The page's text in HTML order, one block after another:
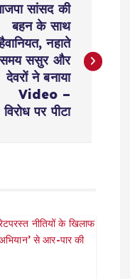
सांसद की
बहन के साथ
नहाते
ससुर और
देवरों ने बनाया
Video –
विरोध पर पीटा